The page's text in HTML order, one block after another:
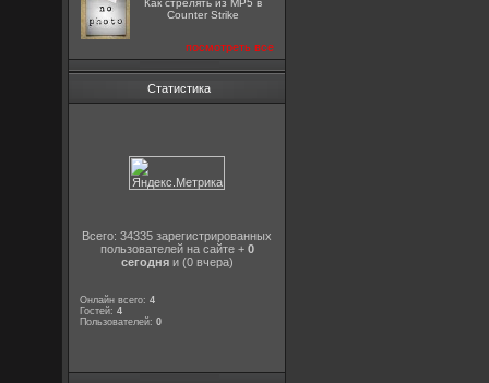
Как стрелять из MP5 в
Counter Strike
посмотреть все
Статистика
Всего: 34335 зарегистрированных
пользователей на сайте + 0
сегодняи (0 вчера)
Онлайн всего:4
Гостей:4
Пользователей:0